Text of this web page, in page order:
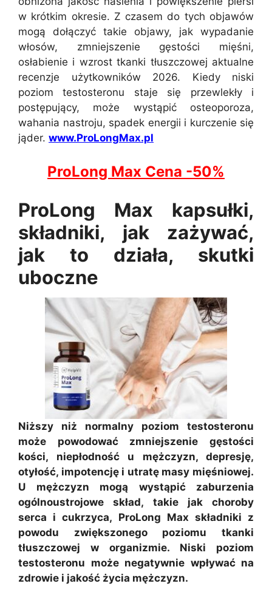
w krótkim okresie. Z czasem do tych objawów
mogą dołączyć takie objawy, jak wypadanie
włosów, zmniejszenie gęstości mięśni,
osłabienie i wzrost tkanki tłuszczowej aktualne
recenzje użytkowników 2026. Kiedy niski
poziom testosteronu staje się przewlekły i
postępujący, może wystąpić osteoporoza,
wahania nastroju, spadek energii i kurczenie się
jąder. www.ProLongMax.pl
ProLong Max Cena -50%
ProLong Max kapsułki,
składniki, jak zażywać,
jak to działa, skutki
uboczne
Niższy niż normalny poziom testosteronu
może powodować zmniejszenie gęstości
kości, niepłodność u mężczyzn, depresję,
otyłość, impotencję i utratę masy mięśniowej.
U mężczyzn mogą wystąpić zaburzenia
ogólnoustrojowe skład, takie jak choroby
serca i cukrzyca, ProLong Max składniki z
powodu zwiększonego poziomu tkanki
tłuszczowej w organizmie. Niski poziom
testosteronu może negatywnie wpływać na
zdrowie i jakość życia mężczyzn.